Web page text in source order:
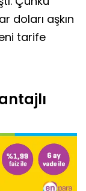
doları aşkın
tarife